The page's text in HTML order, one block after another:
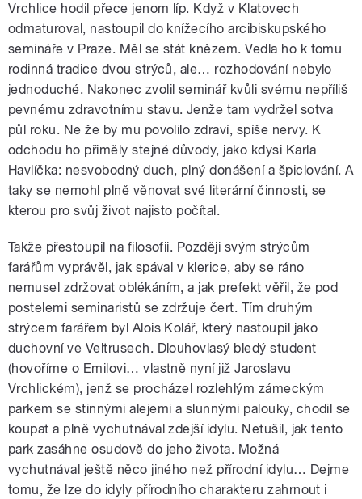
Vrchlice hodil přece jenom líp. Když v Klatovech
odmaturoval, nastoupil do knížecího arcibiskupského
semináře v Praze. Měl se stát knězem. Vedla ho k tomu
rodinná tradice dvou strýců, ale… rozhodování nebylo
jednoduché. Nakonec zvolil seminář kvůli svému nepříliš
pevnému zdravotnímu stavu. Jenže tam vydržel sotva
půl roku. Ne že by mu povolilo zdraví, spíše nervy. K
odchodu ho přiměly stejné důvody, jako kdysi Karla
Havlíčka: nesvobodný duch, plný donášení a špiclování. A
taky se nemohl plně věnovat své literární činnosti, se
kterou pro svůj život najisto počítal.
Takže přestoupil na filosofii. Později svým strýcům
farářům vyprávěl, jak spával v klerice, aby se ráno
nemusel zdržovat oblékáním, a jak prefekt věřil, že pod
postelemi seminaristů se zdržuje čert. Tím druhým
strýcem farářem byl Alois Kolář, který nastoupil jako
duchovní ve Veltrusech. Dlouhovlasý bledý student
(hovoříme o Emilovi…­ vlastně nyní již Jaroslavu
Vrchlickém), jenž se procházel rozlehlým zámeckým
parkem se stinnými alejemi a slunnými palouky, chodil se
koupat a plně vychutnával zdejší idylu. Netušil, jak tento
park zasáhne osudově do jeho života. Možná
vychutnával ještě něco jiného než přírodní idylu… Dejme
tomu, že lze do idyly přírodního charakteru zahrnout i